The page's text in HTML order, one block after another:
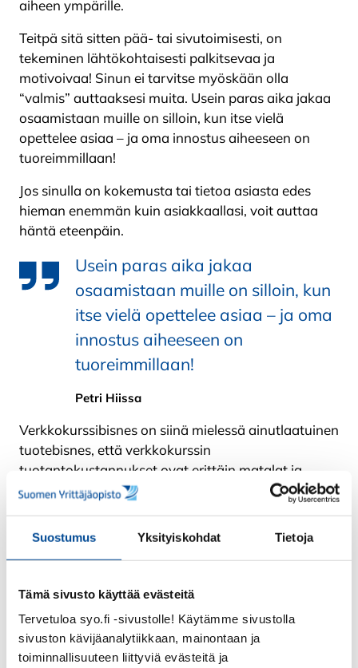
Suostumus Yksityiskohdat Tietoja
Tämä sivusto käyttää evästeitä
Tervetuloa syo.fi -sivustolle! Käytämme sivustolla
sivuston kävijäanalytiikkaan, mainontaan ja
toiminnallisuuteen liittyviä evästeitä ja
aiheen ympärille.
Teitpä sitä sitten pää- tai sivutoimisesti, on
tekeminen lähtökohtaisesti palkitsevaa ja
motivoivaa! Sinun ei tarvitse myöskään olla
“valmis” auttaaksesi muita. Usein paras aika jakaa
osaamistaan muille on silloin, kun itse vielä
opettelee asiaa – ja oma innostus aiheeseen on
tuoreimmillaan!
Jos sinulla on kokemusta tai tietoa asiasta edes
hieman enemmän kuin asiakkaallasi, voit auttaa
häntä eteenpäin.
Usein paras aika jakaa
osaamistaan muille on silloin, kun
itse vielä opettelee asiaa – ja oma
innostus aiheeseen on
tuoreimmillaan!
Petri Hiissa
Verkkokurssibisnes on siinä mielessä ainutlaatuinen
tuotebisnes, että verkkokurssin
tuotantokustannukset ovat erittäin matalat ja
ansaintamahdollisuudet puolestaan korkeat.
ilman lisätyötunteja.
Mikä olisi se aihe, josta sinulla on tietoa ja jonka
miettimään, voisiko verkkokurssien tekeminen olla
sinun juttusi.
Petri Hiissa